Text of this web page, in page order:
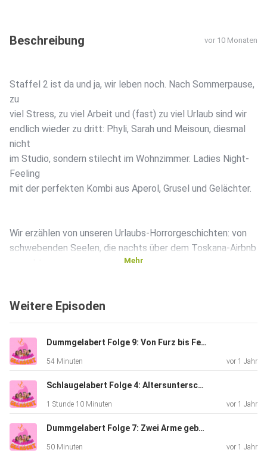
Beschreibung vor 10 Monaten
Staffel 2 ist da und ja, wir leben noch. Nach Sommerpause,
zu
viel Stress, zu viel Arbeit und (fast) zu viel Urlaub sind wir
endlich wieder zu dritt: Phyli, Sarah und Meisoun, diesmal
nicht
im Studio, sondern stilecht im Wohnzimmer. Ladies Night-
Feeling
mit der perfekten Kombi aus Aperol, Grusel und Gelächter.
Wir erzählen von unseren Urlaubs-Horrorgeschichten: von
schwebenden Seelen, die nachts über dem Toskana-Airbnb
direkt in die Privatinsolvenz treiben. Und natürlich dürfen
Nebenbei outet sich Meisoun als heimliche Spielplatz-
Junkie (also
nicht wirklich freiwillig. Kinder halt ), während wir uns
Klingt
spooky, aber wir sind uns sicher: Irgendwie geht’s weiter.
Mehr
Weitere Episoden
Dummgelabert Folge 9: Von Furz bis Fernsehen Unsere ersten Male
54 Minuten vor 1 Jahr
Schlaugelabert Folge 4: Altersunterschied , Auto-Totalschaden & Albtraum in der Schweiz ️
1 Stunde 10 Minuten vor 1 Jahr
Dummgelabert Folge 7: Zwei Arme gebrochen & Ein paar Freundschaften auch ️
50 Minuten vor 1 Jahr